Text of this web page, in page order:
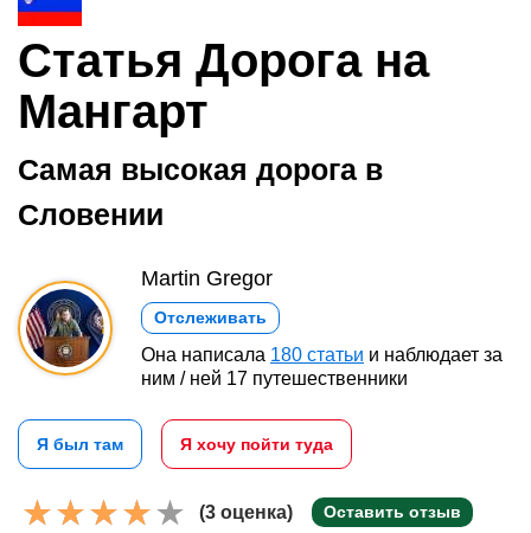
Статья Дорога на
Мангарт
Самая высокая дорога в
Словении
Martin Gregor
Отслеживать
Она написала 180 статьи и наблюдает за
ним / ней 17 путешественники
Я был там Я хочу пойти туда
(3 оценка) Оставить отзыв